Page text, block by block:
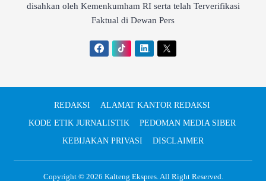
disahkan oleh Kemenkumham RI serta telah Terverifikasi
Faktual di Dewan Pers
REDAKSI
ALAMAT KANTOR REDAKSI
KODE ETIK JURNALISTIK
PEDOMAN MEDIA SIBER
KEBIJAKAN PRIVASI
DISCLAIMER
Copyright © 2026 Kalteng Ekspres. All Right Reserved.